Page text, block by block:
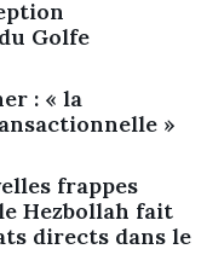
Golfe
: « la
»
frappes
Hezbollah fait
directs dans le